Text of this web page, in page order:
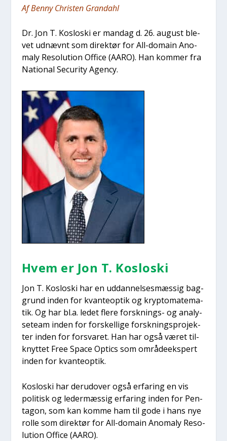
Af Ben­ny Chri­sten Gran­da­hl
Dr. Jon T. Koslo­ski er man­dag d. 26. august ble­
vet udnævnt som direk­tør for All-domain Ano­
ma­ly Reso­lu­tion Offi­ce (AARO). Han kom­mer fra
Natio­nal Securi­ty Agen­cy.
Hvem er Jon T. Koslo­ski
Jon T. Koslo­ski har en uddan­nel­ses­mæs­sig bag­
grund inden for kvan­te­o­p­tik og kryp­to­ma­te­ma­
tik. Og har bl.a. ledet fle­re forsk­nings- og ana­ly­
se­team inden for for­skel­li­ge forsk­nings­pro­jek­
ter inden for for­sva­ret. Han har også været til­
knyt­tet Free Spa­ce Opti­cs som områ­de­eks­pert
inden for kvan­te­o­p­tik.
Koslo­ski har der­u­d­over også erfa­ring en vis
poli­tisk og leder­mæs­sig erfa­ring inden for Pen­
ta­gon, som kan kom­me ham til gode i hans nye
rol­le som direk­tør for All-domain Ano­ma­ly Reso­
lu­tion Offi­ce (AARO).